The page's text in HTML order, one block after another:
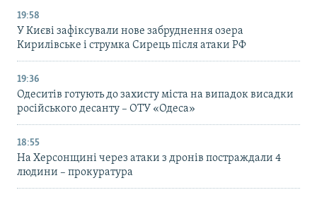
19:58
У Києві зафіксували нове забруднення озера
Кирилівське і струмка Сирець після атаки РФ
19:36
Одеситів готують до захисту міста на випадок висадки
російського десанту – ОТУ «Одеса»
18:55
На Херсонщині через атаки з дронів постраждали 4
людини – прокуратура